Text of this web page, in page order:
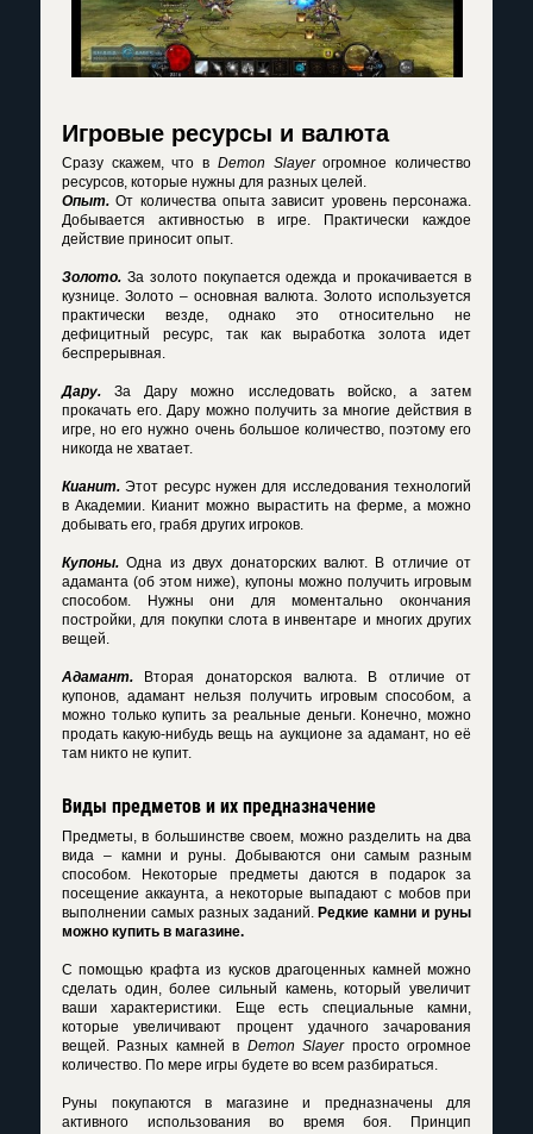
Игровые ресурсы и валюта
Сразу скажем, что в Demon Slayerогромное количество
ресурсов, которые нужны для разных целей.
Опыт. От количества опыта зависит уровень персонажа.
Добывается активностью в игре. Практически каждое
действие приносит опыт.
Золото. За золото покупается одежда и прокачивается в
кузнице. Золото – основная валюта. Золото используется
практически везде, однако это относительно не
дефицитный ресурс, так как выработка золота идет
беспрерывная.
Дару. За Дару можно исследовать войско, а затем
прокачать его. Дару можно получить за многие действия в
игре, но его нужно очень большое количество, поэтому его
никогда не хватает.
Кианит. Этот ресурс нужен для исследования технологий
в Академии. Кианит можно вырастить на ферме, а можно
добывать его, грабя других игроков.
Купоны. Одна из двух донаторских валют. В отличие от
адаманта (об этом ниже), купоны можно получить игровым
способом. Нужны они для моментально окончания
постройки, для покупки слота в инвентаре и многих других
вещей.
Адамант. Вторая донаторскоя валюта. В отличие от
купонов, адамант нельзя получить игровым способом, а
можно только купить за реальные деньги. Конечно, можно
продать какую-нибудь вещь на аукционе за адамант, но её
там никто не купит.
Виды предметов и их предназначение
Предметы, в большинстве своем, можно разделить на два
вида – камни и руны. Добываются они самым разным
способом. Некоторые предметы даются в подарок за
посещение аккаунта, а некоторые выпадают с мобов при
выполнении самых разных заданий.Редкие камни и руны
можно купить в магазине.
С помощью крафта из кусков драгоценных камней можно
сделать один, более сильный камень, который увеличит
ваши характеристики. Еще есть специальные камни,
которые увеличивают процент удачного зачарования
вещей. Разных камней в Demon Slayerпросто огромное
количество. По мере игры будете во всем разбираться.
Руны покупаются в магазине и предназначены для
активного использования во время боя. Принцип